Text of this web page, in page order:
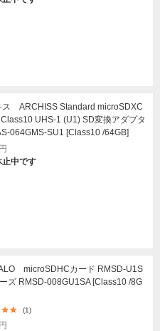
ス ARCHISS Standard microSDXC
UHS-1 (U1) SD変換アダプタ
064GMS-SU1 [Class10 /64GB]
止中です
microSDHCカード RMSD-U1S
ズ RMSD-008GU1SA [Class10 /8G
(1)